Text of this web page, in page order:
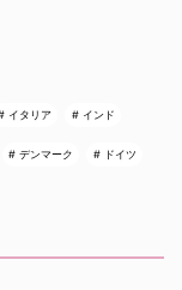
イタリア インド
デンマーク ドイツ